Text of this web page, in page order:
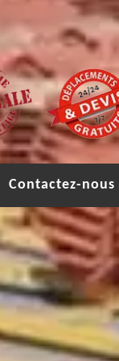
Contactez-nous